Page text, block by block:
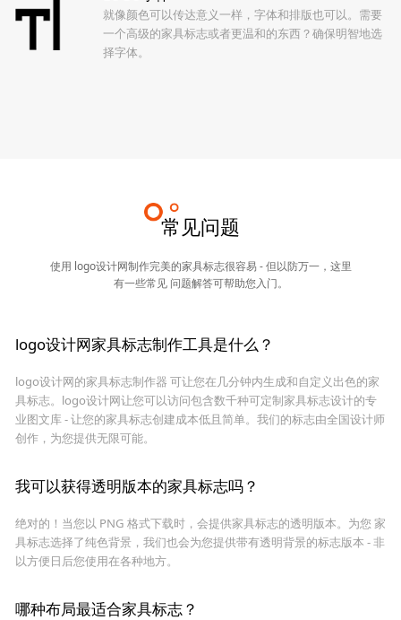
就像颜色可以传达意义一样，字体和排版也可以。需要
一个高级的家具标志或者更温和的东西？确保明智地选
择字体。
常见问题
使用 logo设计网制作完美的家具标志很容易 - 但以防万一，这里
有一些常见 问题解答可帮助您入门。
logo设计网家具标志制作工具是什么？
logo设计网的家具标志制作器 可让您在几分钟内生成和自定义出色的家
具标志。logo设计网让您可以访问包含数千种可定制家具标志设计的专
业图文库 - 让您的家具标志创建成本低且简单。我们的标志由全国设计师
创作，为您提供无限可能。
我可以获得透明版本的家具标志吗？
绝对的！当您以 PNG 格式下载时，会提供家具标志的透明版本。为您 家
具标志选择了纯色背景，我们也会为您提供带有透明背景的标志版本 - 非
以方便日后您使用在各种地方。
哪种布局最适合家具标志？